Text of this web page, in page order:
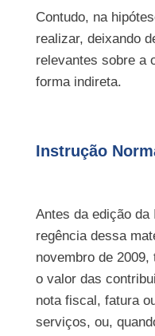
Contudo, na
realizar, deixando
relevantes sobre a
forma indireta.
Instrução
Antes da edição da
regência dessa
novembro de
o valor das
nota fiscal, fatura
serviços, ou,